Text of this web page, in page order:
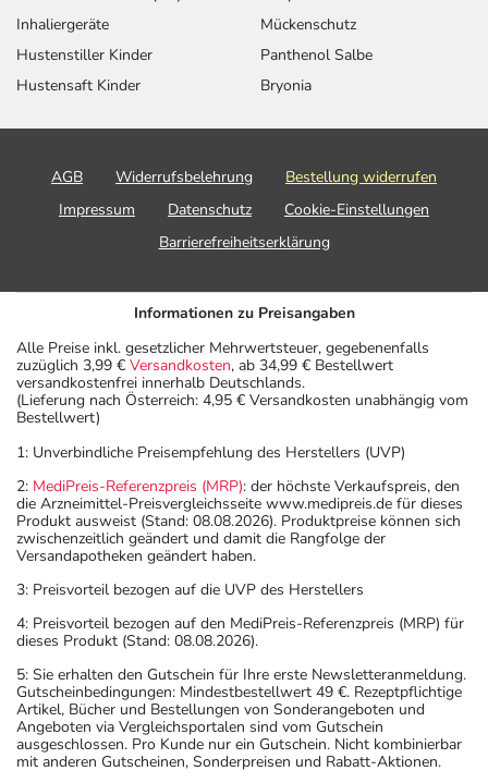
Inhaliergeräte
Hustenstiller Kinder
Hustensaft Kinder
Mückenschutz
Panthenol Salbe
Bryonia
AGB Widerrufsbelehrung
Bestellung widerrufen
Impressum
Datenschutz
Cookie-Einstellungen
Barrierefreiheitserklärung
Informationen zu Preisangaben
Alle Preise inkl. gesetzlicher Mehrwertsteuer, gegebenenfalls
zuzüglich 3,99 € Versandkosten, ab 34,99 € Bestellwert
versandkostenfrei innerhalb Deutschlands.
(Lieferung nach Österreich: 4,95 € Versandkosten unabhängig vom
Bestellwert)
1: Unverbindliche Preisempfehlung des Herstellers (UVP)
2: MediPreis-Referenzpreis (MRP): der höchste Verkaufspreis, den
die Arzneimittel-Preisvergleichsseite www.medipreis.de für dieses
Produkt ausweist (Stand: 08.08.2026). Produktpreise können sich
zwischenzeitlich geändert und damit die Rangfolge der
Versandapotheken geändert haben.
3: Preisvorteil bezogen auf die UVP des Herstellers
4: Preisvorteil bezogen auf den MediPreis-Referenzpreis (MRP) für
dieses Produkt (Stand: 08.08.2026).
5: Sie erhalten den Gutschein für Ihre erste Newsletteranmeldung.
Gutscheinbedingungen: Mindestbestellwert 49 €. Rezeptpflichtige
Artikel, Bücher und Bestellungen von Sonderangeboten und
Angeboten via Vergleichsportalen sind vom Gutschein
ausgeschlossen. Pro Kunde nur ein Gutschein. Nicht kombinierbar
mit anderen Gutscheinen, Sonderpreisen und Rabatt-Aktionen.